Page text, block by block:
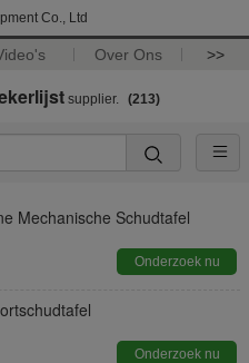
Co., Ltd
Over Ons >>
supplier. (213)
Mechanische Schudtafel
Onderzoek nu
Onderzoek nu